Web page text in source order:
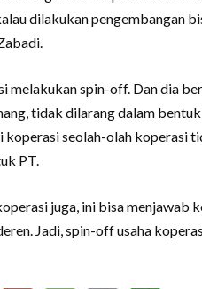
dilakukan pengembangan
melakukan spin-off. Dan dia
tidak dilarang dalam bentuk
koperasi seolah-olah koperasi
PT.
juga, ini bisa menjawab
Jadi, spin-off usaha